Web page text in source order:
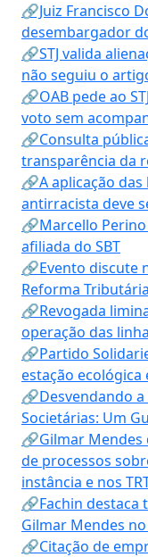
🔗Juiz Francisco
desembargador
🔗STJ valida
não seguiu o
🔗OAB pede ao
voto sem
🔗Consulta
transparência da
🔗A aplicação das
antirracista deve
🔗Marcello
afiliada do SBT
🔗Evento discute
Reforma
🔗Revogada
operação das
🔗Partido
estação
🔗Desvendando
Societárias: Um
🔗Gilmar Mendes
de processos
instância e nos
🔗Fachin
Gilmar Mendes
🔗Citação de